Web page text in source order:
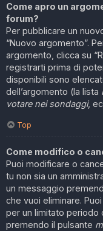
Come apro un
forum?
Per pubblicare un
“Nuovo argomento”.
argomento, clicca su
registrarti prima di
disponibili sono
dell’argomento (la lista
votare nei sondaggi,
Top
Come modifico o
Puoi modificare o
tu non sia un
un messaggio
che vuoi eliminare.
per un limitato periodo
premendo il pulsante